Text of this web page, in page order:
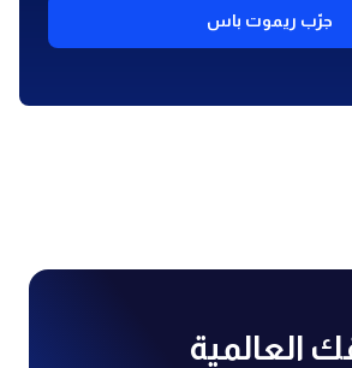
جرّب ريموت باس
العالمية